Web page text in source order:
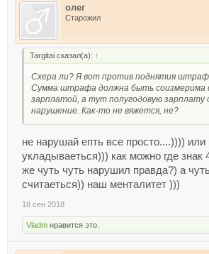
олег
Старожил
Targitai сказал(а): ↑
Схера ли? Я вот против поднятия
Сумма штрафа должна быть соизмерима
зарплатой, а тут полугодовую зарплату
нарушение. Как-то не вяжется, не?
не нарушай епть все просто....)))) или
укладываеться))) как можно где знак
же чуть чуть нарушил правда?) а
считаеться)) наш менталитет )))
18 сен 2018
Vladm нравится это.